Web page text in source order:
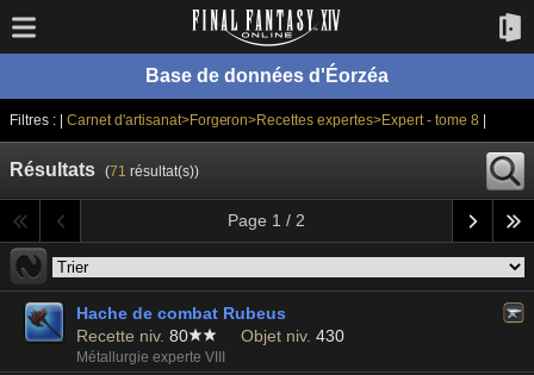
Base de données d'Éorzéa
Filtres : | Carnet d'artisanat>Forgeron>Recettes expertes>Expert - tome 8
Résultats (71 résultat(s))
Page 1 / 2
Hache de combat Rubeus
Recette niv. 80 Objet niv. 430
Métallurgie experte VIII